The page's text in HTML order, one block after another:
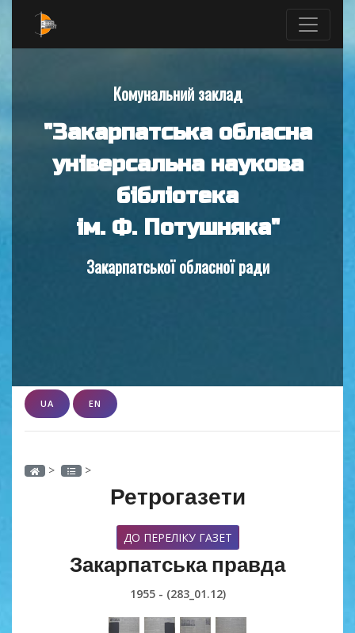
Комунальний заклад
"Закарпатська обласна
універсальна наукова
бібліотека
ім. Ф. Потушняка"
Закарпатської обласної ради
UA EN
> >
Ретрогазети
ДО ПЕРЕЛІКУ ГАЗЕТ
Закарпатська правда
1955 - (283_01.12)